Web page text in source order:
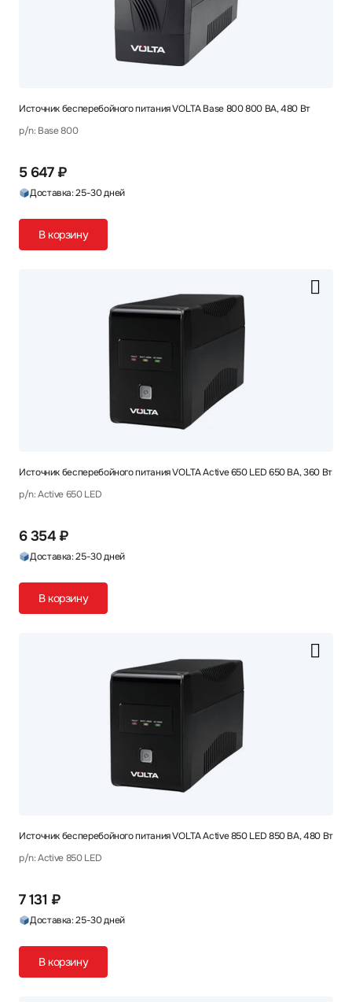
Источник бесперебойного питания VOLTA Base 800 800 ВА, 480 Вт
p/n: Base 800
5 647 ₽
Доставка: 25-30 дней
В корзину
Источник бесперебойного питания VOLTA Active 650 LED 650 ВА, 360 Вт
p/n: Active 650 LED
6 354 ₽
Доставка: 25-30 дней
В корзину
Источник бесперебойного питания VOLTA Active 850 LED 850 ВА, 480 Вт
p/n: Active 850 LED
7 131 ₽
Доставка: 25-30 дней
В корзину